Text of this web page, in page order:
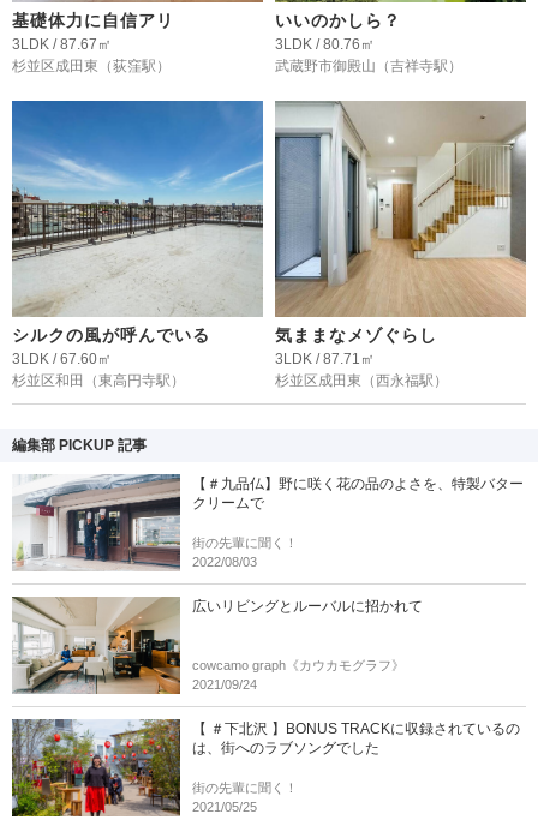
基礎体力に自信アリ
3LDK / 87.67㎡
杉並区成田東 （荻窪駅）
いいのかしら？
3LDK / 80.76㎡
武蔵野市御殿山 （吉祥寺駅）
シルクの風が呼んでいる
3LDK / 67.60㎡
杉並区和田
（東高円寺駅）
気ままなメゾぐらし
3LDK / 87.71㎡
杉並区成田東 （西永福駅）
編集部 PICKUP 記事
【＃九品仏】野に咲く花の品のよさを、特製バター
クリームで
街の先輩に聞く！
2022/08/03
広いリビングとルーバルに招かれて
cowcamo graph《カウカモグラフ》
2021/09/24
【 ＃下北沢 】BONUS TRACKに収録されているの
は、街へのラブソングでした
街の先輩に聞く！
2021/05/25